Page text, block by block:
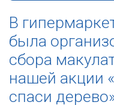
В
была
сбора
нашей акции
спаси